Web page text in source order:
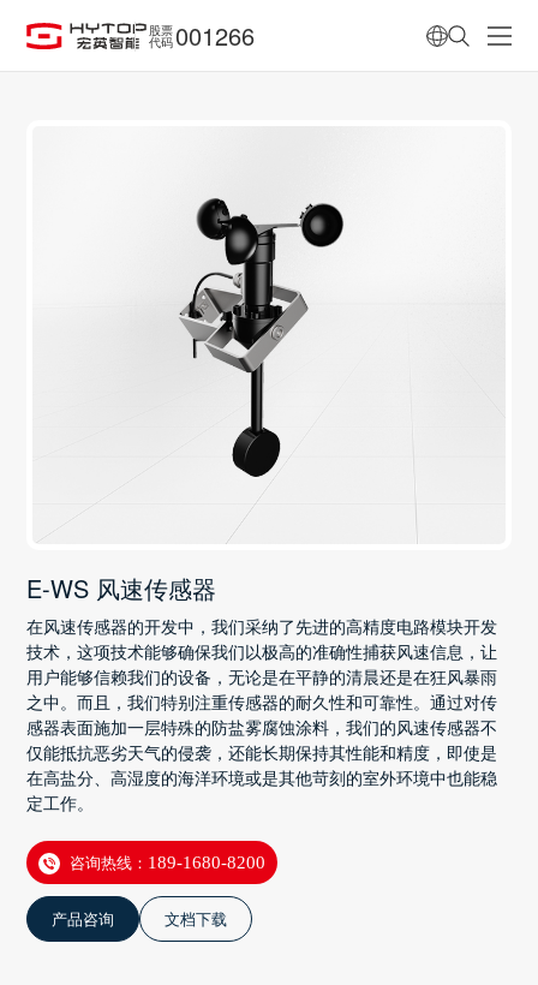
股票
代码 001266
E-WS 风速传感器
在风速传感器的开发中，我们采纳了先进的高精度电路模块开发
技术，这项技术能够确保我们以极高的准确性捕获风速信息，让
用户能够信赖我们的设备，无论是在平静的清晨还是在狂风暴雨
之中。而且，我们特别注重传感器的耐久性和可靠性。通过对传
感器表面施加一层特殊的防盐雾腐蚀涂料，我们的风速传感器不
仅能抵抗恶劣天气的侵袭，还能长期保持其性能和精度，即使是
在高盐分、高湿度的海洋环境或是其他苛刻的室外环境中也能稳
定工作。
咨询热线： 189-1680-8200
产品咨询 文档下载